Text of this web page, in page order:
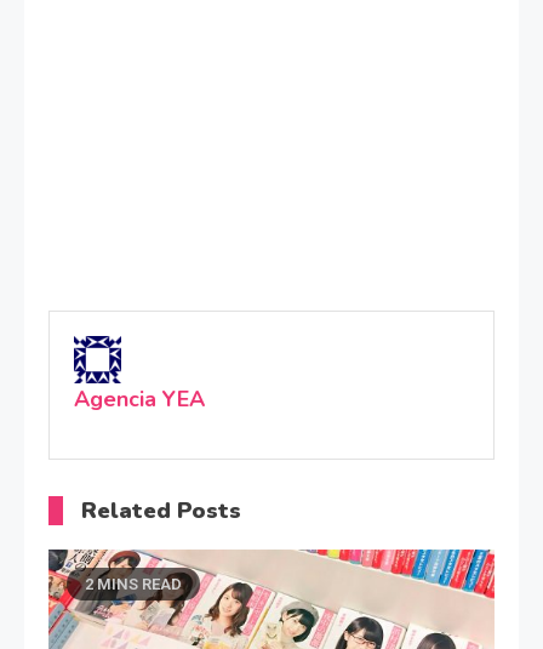
Agencia YEA
Related Posts
2 MINS READ